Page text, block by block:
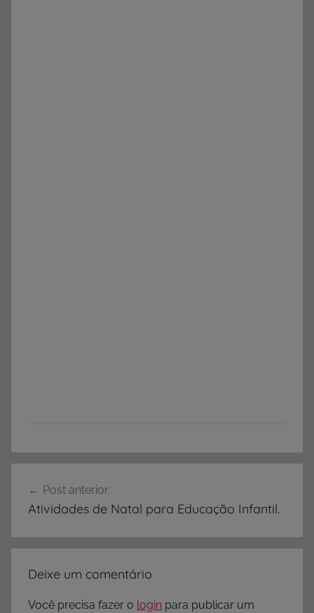
de
Post anterior
Atividades de Natal para Educação Infantil.
Deixe um comentário
Você precisa fazer o login para publicar um